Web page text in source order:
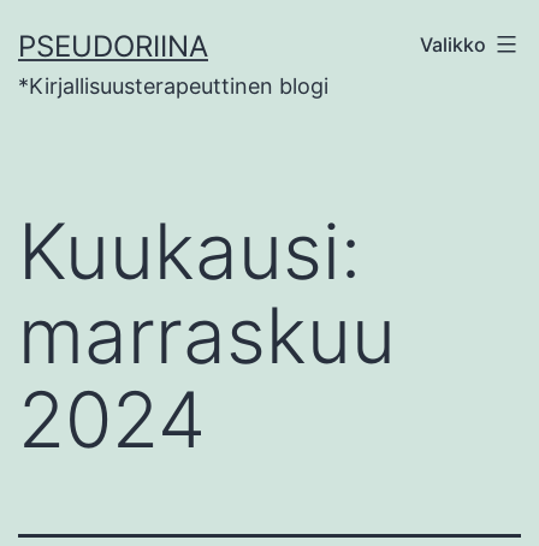
sisältöön
PSEUDORIINA
*Kirjallisuusterapeuttinen blogi
Valikko
Kuukausi:
marraskuu
2024